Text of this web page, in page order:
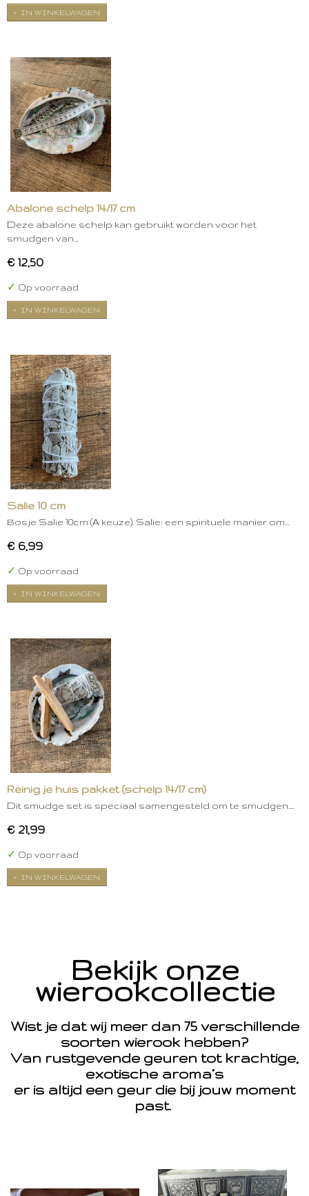
IN WINKELWAGEN
Abalone schelp 14/17 cm
Deze abalone schelp kan gebruikt worden voor het
smudgen van…
€ 12,50
✓ Op voorraad
IN WINKELWAGEN
Salie 10 cm
Bosje Salie 10cm (A keuze). Salie: een spirituele manier om…
€ 6,99
✓ Op voorraad
IN WINKELWAGEN
Reinig je huis pakket (schelp 14/17 cm)
Dit smudge set is speciaal samengesteld om te smudgen.…
€ 21,99
✓ Op voorraad
IN WINKELWAGEN
Bekijk onze
wierookcollectie
Wist je dat wij meer dan 75 verschillende
soorten wierook hebben?
Van rustgevende geuren tot krachtige,
exotische aroma’s
er is altijd een geur die bij jouw moment
past.